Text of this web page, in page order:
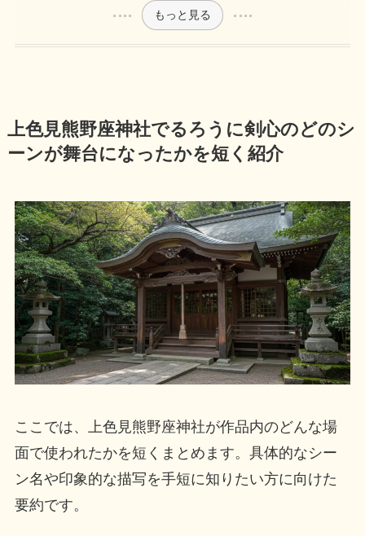
もっと見る
上色見熊野座神社でるろうに剣心のどのシ
ーンが舞台になったかを短く紹介
ここでは、上色見熊野座神社が作品内のどんな場
面で使われたかを短くまとめます。具体的なシー
ン名や印象的な描写を手短に知りたい方に向けた
要約です。